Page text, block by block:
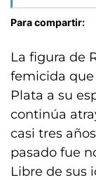
Para compartir:
La figura de
femicida que
Plata a su
continúa
casi tres
pasado fue
Libre de sus